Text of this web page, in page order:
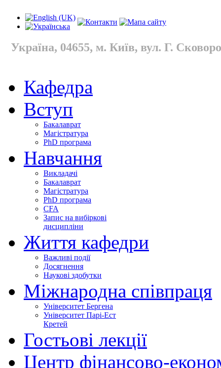
Україна, 04655, м. Київ, вул. Г.
Кафедра
Вступ
Бакалаврат
Магістратура
PhD програма
Навчання
Викладачі
Бакалаврат
Магістратура
PhD програма
CFA
Запис на вибіркові
дисципліни
Життя кафедри
Важливі події
Досягнення
Наукові здобутки
Міжнародна співпраця
Університет Бергена
Університет Парі-Ест
Кретей
Гостьові лекції
Центр фінансово-